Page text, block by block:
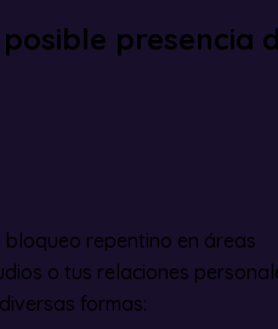
presencia
bloqueo repentino en áreas
o tus relaciones
formas: